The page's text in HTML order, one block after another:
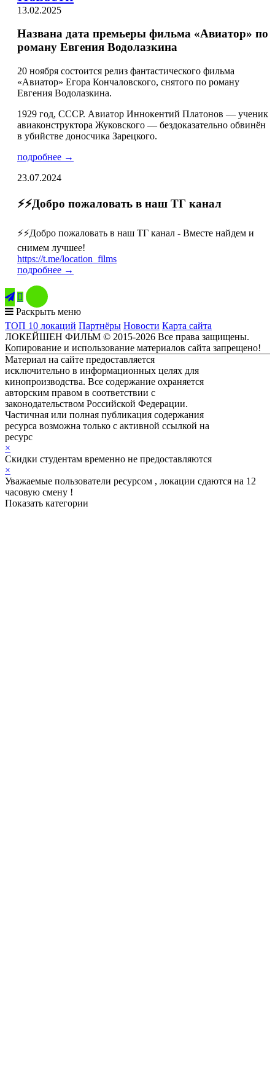
13.02.2025
Названа дата премьеры фильма «Авиатор» по
роману Евгения Водолазкина
20 ноября состоится релиз фантастического фильма
«Авиатор» Егора Кончаловского, снятого по роману
Евгения Водолазкина.
1929 год, СССР. Авиатор Иннокентий Платонов — ученик
авиаконструктора Жуковского — бездоказательно обвинён
в убийстве доносчика Зарецкого.
подробнее →
23.07.2024
⚡️⚡️Добро пожаловать в наш ТГ канал
⚡️⚡️Добро пожаловать в наш ТГ канал - Вместе найдем и
снимем лучшее!
https://t.me/location_films
подробнее →

Раскрыть меню
ТОП 10 локаций Партнёры Новости Карта сайта
ЛОКЕЙШЕН ФИЛЬМ © 2015-2026 Все права защищены.
Копирование и использование материалов сайта запрещено!
Материал на сайте предоставляется
исключительно в информационных целях для
кинопроизводства. Все содержание охраняется
авторским правом в соответствии с
законодательством Российской Федерации.
Частичная или полная публикация содержания
ресурса возможна только с активной ссылкой на
ресурс
×
Скидки студентам временно не предоставляются
×
Уважаемые пользователи ресурсом , локации сдаются на 12
часовую смену !
Показать категории